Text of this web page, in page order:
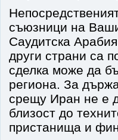
съюзници на
Саудитска
други страни са
сделка може да
региона. За
срещу Иран не е
близост до
пристанища и